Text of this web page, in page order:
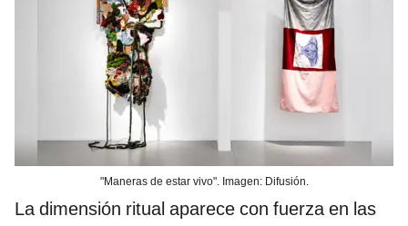
"Maneras de estar vivo". Imagen: Difusión.
La dimensión ritual aparece con fuerza en las